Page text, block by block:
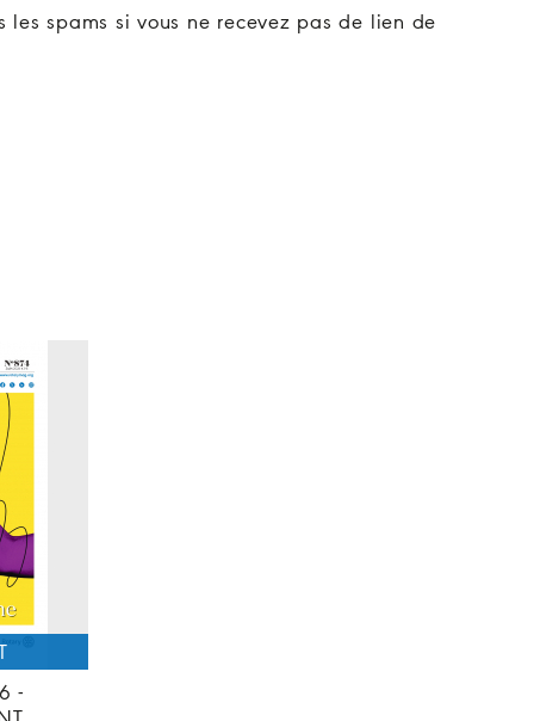
spams si vous ne recevez pas de lien de
-